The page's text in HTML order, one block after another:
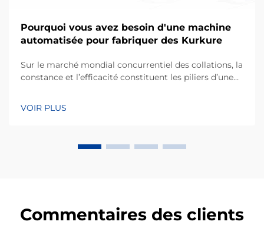
Pourquoi vous avez besoin d'une machine
automatisée pour fabriquer des Kurkure
Sur le marché mondial concurrentiel des collations, la
constance et l’efficacité constituent les piliers d’une
réputé pour sa forme irrégulière unique et sa texture
VOIR PLUS
Commentaires des clients